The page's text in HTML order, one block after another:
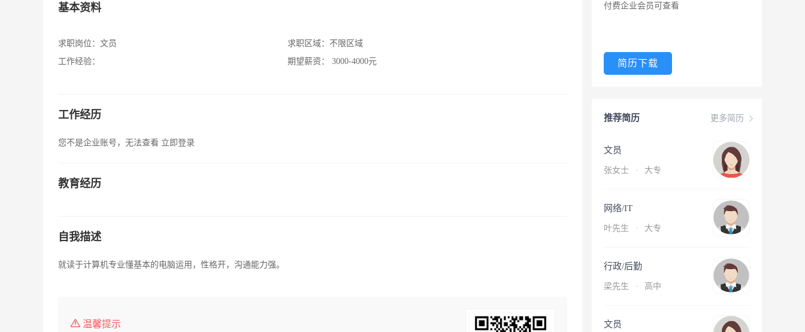
基本资料
求职岗位： 文员
工作经验：
求职区域： 不限区域
期望薪资：
3000-4000元
工作经历
您不是企业账号，无法查看 立即登录
教育经历
自我描述
就读于计算机专业懂基本的电脑运用，性格开，沟通能力强。
温馨提示
付费企业会员可查看
简历下载
更多简历
推荐简历
文员
张女士 · 大专
网络/IT
叶先生 · 大专
行政/后勤
梁先生 · 高中
文员